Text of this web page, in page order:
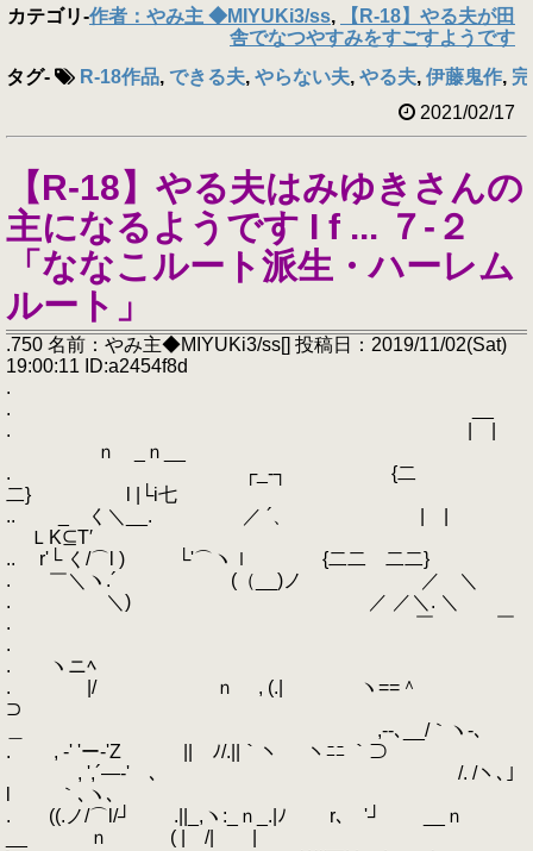
カテゴリ-作者：やみ主 ◆MIYUKi3/ss,
【R-18】やる夫が田
舎でなつやすみをすごすようです
タグ- R-18作品, できる夫, やらない夫, やる夫, 伊藤鬼作,
2021/02/17
【R-18】やる夫はみゆきさんの
主になるようです I f ... ７-２
「ななこルート派生・ハーレム
ルート」
.750 名前：やみ主◆MIYUKi3/ss[] 投稿日：2019/11/02(Sat)
19:00:11 ID:a2454f8d
.
. __
. | |
ｎ _ｎ__
. ┌_‐┐ {二
二} l |└i七
.. _ く＼__. ／ ´、 | |
ＬK⊆T′
.. r'└ く/⌒l ) └'⌒ヽｌ {二二 二二}
. ￣＼ヽ.´ (（__)ノ ／ ＼
. ＼) ／ ／＼. ＼
. ￣ ￣
.
. ヽニﾍ
. |/ ｎ , (.| ヽ==＾
⊃
＿ ,‐-､__/｀ヽ-､
. , -' 'ー‐'Z || ﾉ/.||｀ヽ ヽﾆﾆ ｀⊃
, ',´―-' 、 /. /ヽ､」
l ｀､ヽ､
. ((.ノ/⌒l/┘ .||_,ヽ:_ｎ_.|ﾉ r､ '┘ __ｎ
__ ｎ ( | /| |